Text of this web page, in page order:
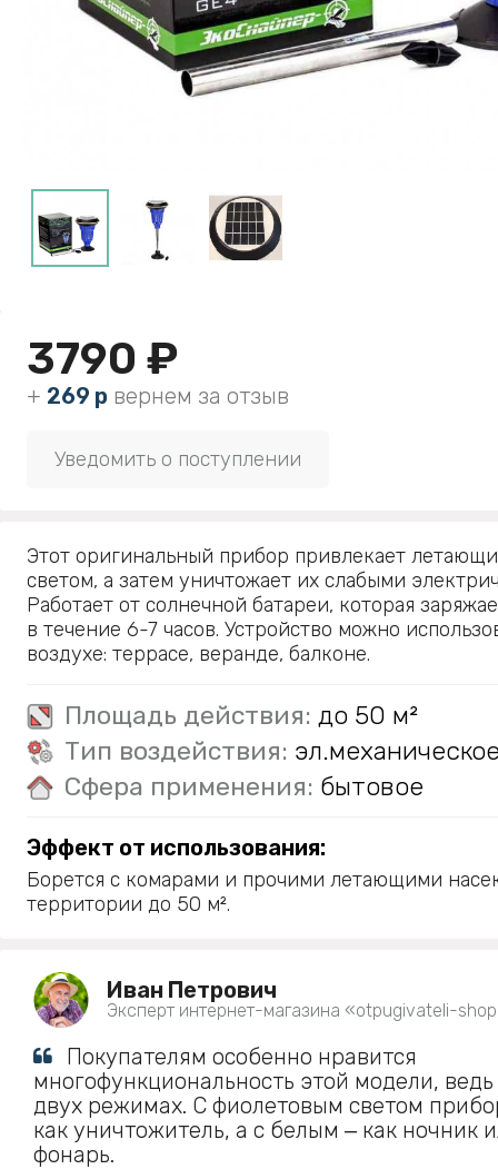
3790 ₽
+ 269 р вернем за отзыв
Уведомить о поступлении
Этот оригинальный прибор привлекает
светом, а затем уничтожает их слабыми
Работает от солнечной батареи, которая
в течение 6-7 часов. Устройство можно
воздухе: террасе, веранде, балконе.
Площадь действия: до 50 м²
Тип воздействия:
Сфера применения: бытовое
Эффект от использования:
Борется с комарами и прочими летающими
территории до 50 м².
Иван Петрович
Эксперт интернет-магазина «otpugivateli-
Покупателям особенно нравится
многофункциональность этой модели,
двух режимах. С фиолетовым светом
как уничтожитель, а с белым ‒ как ночник
фонарь.